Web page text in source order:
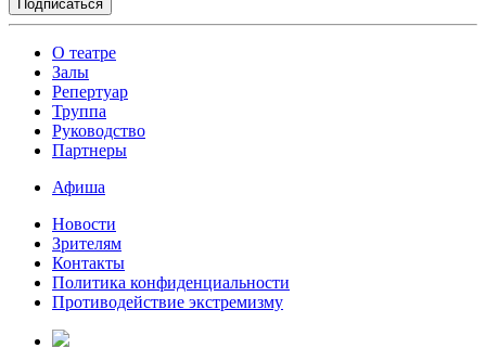
О театре
Залы
Репертуар
Труппа
Руководство
Партнеры
Афиша
Новости
Зрителям
Контакты
Политика конфиденциальности
Противодействие экстремизму